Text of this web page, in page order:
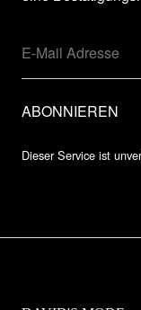
Dieser Service ist